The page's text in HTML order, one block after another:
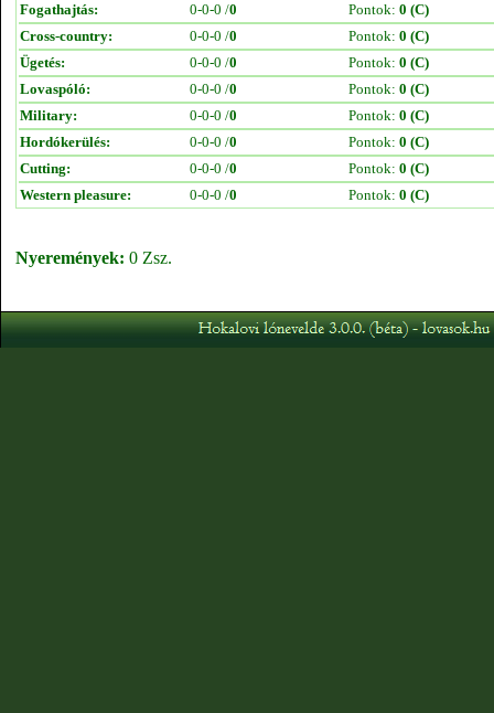
Fogathajtás:
0-0-0 /0 Pontok: 0 (C)
Cross-country:
0-0-0 /0 Pontok: 0 (C)
Ügetés:
0-0-0 /0 Pontok: 0 (C)
Lovaspóló:
0-0-0 /0 Pontok: 0 (C)
Military:
0-0-0 /0 Pontok: 0 (C)
Hordókerülés:
0-0-0 /0 Pontok: 0 (C)
Cutting:
0-0-0 /0 Pontok: 0 (C)
Western pleasure:
0-0-0 /0 Pontok: 0 (C)
Nyeremények: 0 Zsz.